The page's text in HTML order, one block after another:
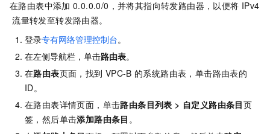
在路由表中添加 0.0.0.0/0，并将其指向转发路由器，以便将 IPv4
流量转发至转发路由器。
登录专有网络管理控制台。
在左侧导航栏，单击路由表。
在路由表页面，找到 VPC-B 的系统路由表，单击路由表的
ID。
在路由表详情页面，单击路由条目列表 > 自定义路由条目页
签，然后单击添加路由条目 。